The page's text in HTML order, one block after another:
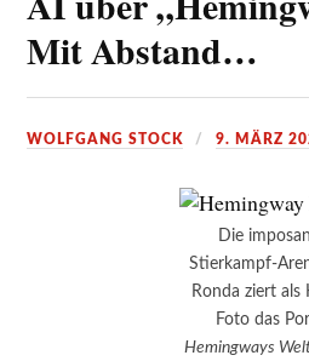
Mit Abstand…
WOLFGANG STOCK 9. MÄRZ
Die
Stierkampf-
Ronda ziert als
Foto das
Hemingways